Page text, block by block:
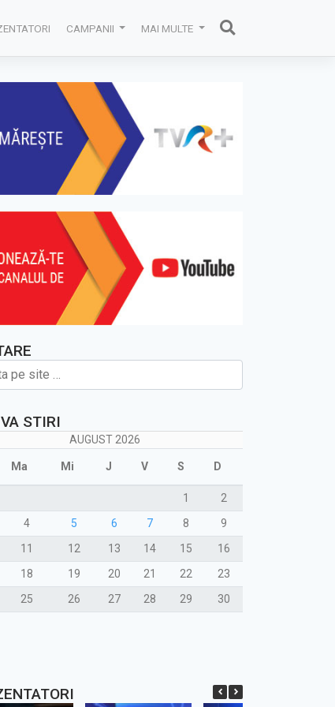
CAMPANII MAI MULTE
STIRI
AUGUST 2026
Ma Mi J V S D
1
2
4 5 6 7 8
9
11 12 13 14 15
16
18 19 20 21 22
23
25 26 27 28 29
30